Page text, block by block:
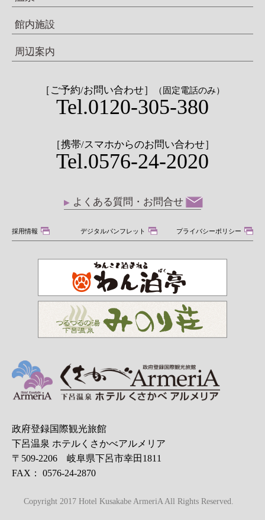
館内施設
周辺案内
［ご予約/お問い合わせ］ （固定電話のみ）
Tel.0120-305-380
［携帯/スマホからのお問い合わせ］
Tel.0576-24-2020
よくある質問・お問合せ
採用情報 デジタルパンフレット プライバシーポリシー
政府登録国際観光旅館
下呂温泉 ホテルくさかべアルメリア
〒509-2206 岐阜県下呂市幸田1811
FAX： 0576-24-2870
Copyright 2017 Hotel Kusakabe ArmeriA All Rights Reserved.